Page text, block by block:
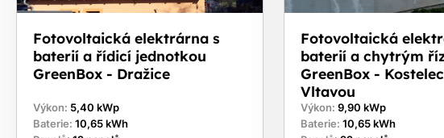
Fotovoltaická elektrárna s
baterií a řídicí jednotkou
GreenBox - Dražice
Výkon: 5,40 kWp
Baterie: 10,65 kWh
Fotovoltaická
baterií a chytrým
GreenBox -
Vltavou
Výkon:9,90 kWp
Baterie:10,65 kWh